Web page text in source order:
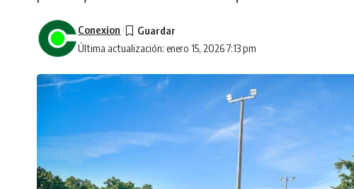
Última actualización: enero 15, 2026 7:13 pm
Conexion